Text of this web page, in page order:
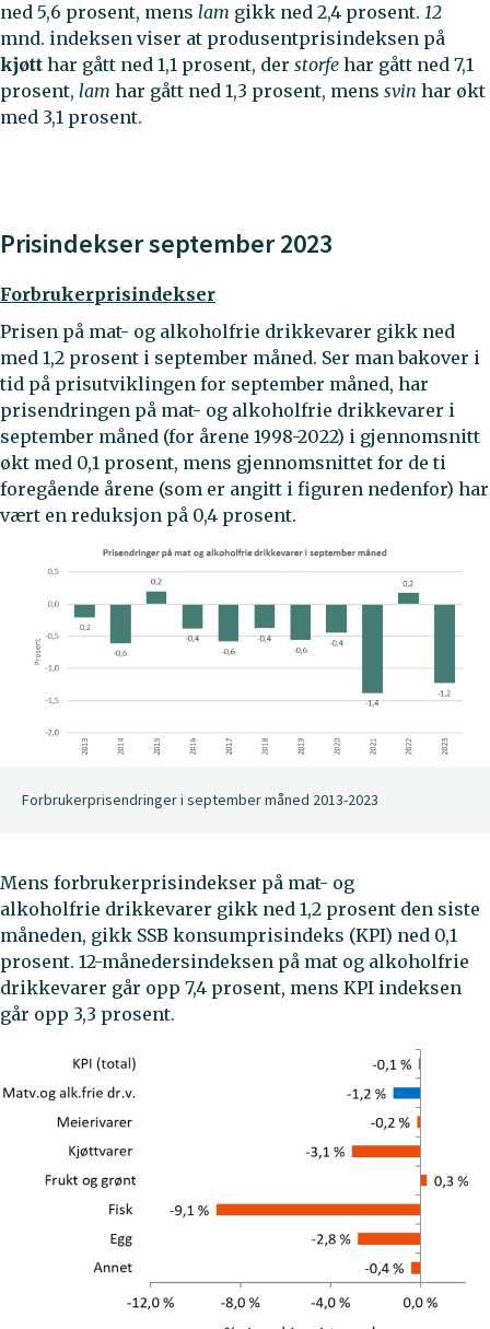
ned 5,6 prosent, mens lam gikk ned 2,4 prosent. 12
mnd. indeksen viser at produsentprisindeksen på
kjøtt har gått ned 1,1 prosent, der storfe har gått ned 7,1
prosent, lam har gått ned 1,3 prosent, mens svin har økt
med 3,1 prosent.
Prisindekser september 2023
Forbrukerprisindekser
Prisen på mat- og alkoholfrie drikkevarer gikk ned
med 1,2 prosent i september måned. Ser man bakover i
tid på prisutviklingen for september måned, har
prisendringen på mat- og alkoholfrie drikkevarer i
september måned (for årene 1998-2022) i gjennomsnitt
økt med 0,1 prosent, mens gjennomsnittet for de ti
foregående årene (som er angitt i figuren nedenfor) har
vært en reduksjon på 0,4 prosent.
Forbrukerprisendringer i september måned 2013-2023
Mens forbrukerprisindekser på mat- og
alkoholfrie drikkevarer gikk ned 1,2 prosent den siste
måneden, gikk SSB konsumprisindeks (KPI) ned 0,1
prosent. 12-månedersindeksen på mat og alkoholfrie
drikkevarer går opp 7,4 prosent, mens KPI indeksen
går opp 3,3 prosent.